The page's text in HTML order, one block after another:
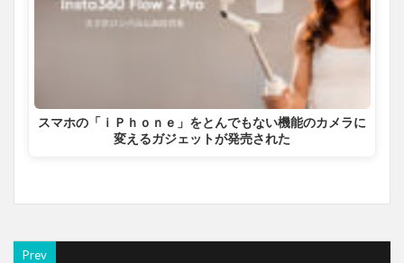
スマホの「ｉＰｈｏｎｅ」をとんでもない機能のカメラに
変えるガジェットが発売された
Prev